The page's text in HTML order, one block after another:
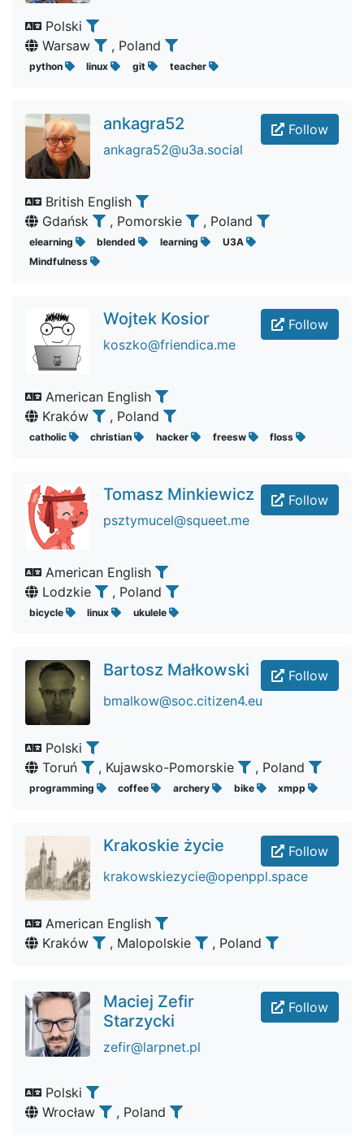
Polski
Warsaw
, Poland
python linux git teacher
Follow
ankagra52
ankagra52@u3a.social
British English
Gdańsk
, Pomorskie , Poland
elearning blended learning
U3A
Mindfulness
Follow
Wojtek Kosior
koszko@friendica.me
American English
Kraków
, Poland
catholic christian hacker freesw floss
Follow
Tomasz Minkiewicz
psztymucel@squeet.me
American English
Lodzkie
, Poland
bicycle linux ukulele
Follow
Bartosz Małkowski
bmalkow@soc.citizen4.eu
Polski
Toruń
, Kujawsko-Pomorskie , Poland
programming coffee archery bike xmpp
Follow
Krakoskie życie
krakowskiezycie@openppl.space
American English
Kraków
, Malopolskie , Poland
Follow
Maciej Zefir
Starzycki
zefir@larpnet.pl
Polski
Wrocław
, Poland